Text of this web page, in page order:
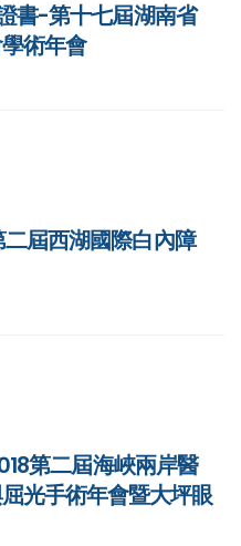
書-第十七屆湖南省
術年會
屆西湖國際白內障
第二屆海峽兩岸醫
光手術年會暨大坪眼